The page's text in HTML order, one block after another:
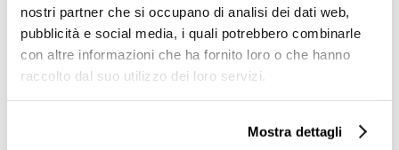
nostri partner che si occupano di analisi dei dati web,
pubblicità e social media, i quali potrebbero combinarle
con altre informazioni che ha fornito loro o che hanno
raccolto dal suo utilizzo dei loro servizi.
Mostra dettagli
bidet vaso
52 Newflush Filo Parete